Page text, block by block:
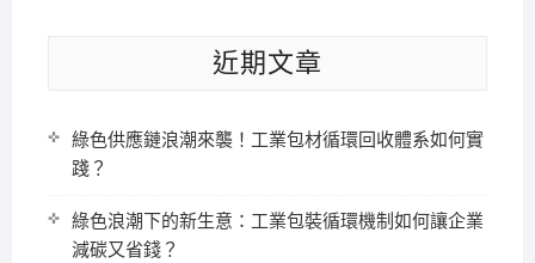
近期文章
綠色供應鏈浪潮來襲！工業包材循環回收體系如何實
踐？
綠色浪潮下的新生意：工業包裝循環機制如何讓企業
減碳又省錢？